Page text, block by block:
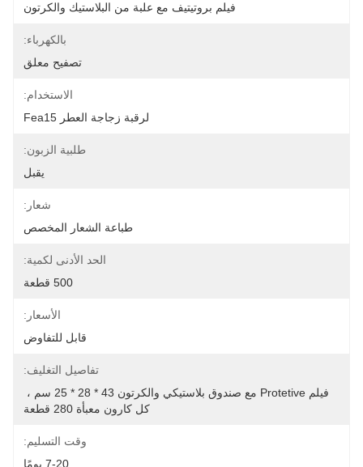
فيلم بروتيتيف مع علبة من البلاستيك والكرتون
بالكهرباء:
تصفيح معلق
الاستخدام:
لرقبة زجاجة العطر Fea15
طلبية الزبون:
يقبل
شعار:
طباعة الشعار المخصص
الحد الأدنى لكمية:
500 قطعة
الأسعار:
قابل للتفاوض
تفاصيل التغليف:
كل كارون معبأة 280 قطعة
وقت التسليم:
7-20 يومًا